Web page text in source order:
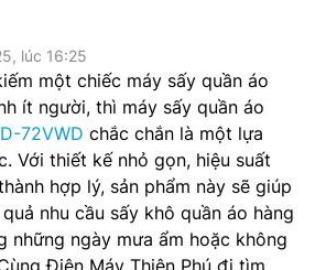
lúc 16:25
một chiếc máy sấy quần áo
ít người, thì máy sấy quần áo
72VWD chắc chắn là một lựa
Với thiết kế nhỏ gọn, hiệu suất
hợp lý, sản phẩm này sẽ giúp
nhu cầu sấy khô quần áo hàng
những ngày mưa ẩm hoặc không
Điện Máy Thiên Phú đi tìm